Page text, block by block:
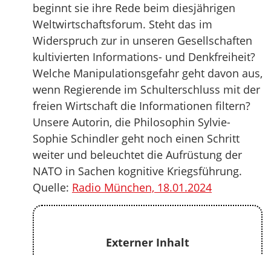
beginnt sie ihre Rede beim diesjährigen
Weltwirtschaftsforum. Steht das im
Widerspruch zur in unseren Gesellschaften
kultivierten Informations- und Denkfreiheit?
Welche Manipulationsgefahr geht davon aus,
wenn Regierende im Schulterschluss mit der
freien Wirtschaft die Informationen filtern?
Unsere Autorin, die Philosophin Sylvie-
Sophie Schindler geht noch einen Schritt
weiter und beleuchtet die Aufrüstung der
NATO in Sachen kognitive Kriegsführung.
Quelle: Radio München, 18.01.2024
Externer Inhalt